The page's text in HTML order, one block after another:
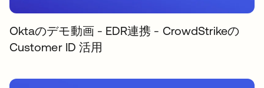
Oktaのデモ動画 - EDR連携 - CrowdStrikeの
Customer ID 活用